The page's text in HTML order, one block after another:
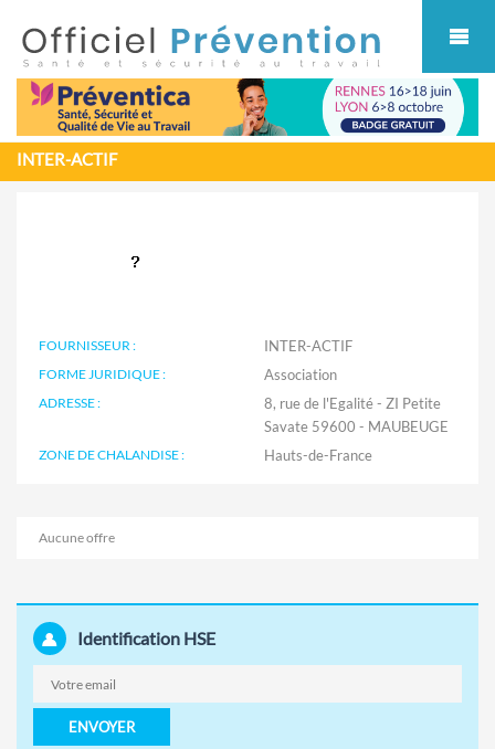
INTER-ACTIF
FOURNISSEUR : INTER-ACTIF
FORME JURIDIQUE : Association
ADRESSE :
8, rue de l'Egalité - ZI Petite
Savate 59600 - MAUBEUGE
ZONE DE CHALANDISE : Hauts-de-France
Aucune offre
Identification HSE
ENVOYER